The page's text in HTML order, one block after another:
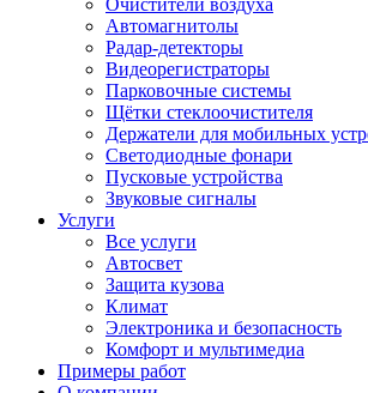
Очистители воздуха
Автомагнитолы
Радар-детекторы
Видеорегистраторы
Парковочные системы
Щётки стеклоочистителя
Держатели для мобильных
Светодиодные фонари
Пусковые устройства
Звуковые сигналы
Услуги
Все услуги
Автосвет
Защита кузова
Климат
Электроника и безопасность
Комфорт и мультимедиа
Примеры работ